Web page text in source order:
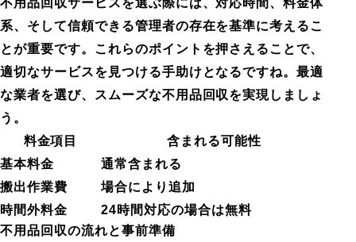
系、そして信頼できる管理者の存在を基準に考えるこ
とが重要です。これらのポイントを押さえることで、
適切なサービスを見つける手助けとなるですね。最適
な業者を選び、スムーズな不用品回収を実現しましょ
う。
料金項目
含まれる可能性
基本料金
通常含まれる
搬出作業費
場合により追加
時間外料金
24時間対応の場合は無料
不用品回収の流れと事前準備